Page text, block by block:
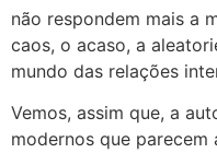
não respondem mais a
caos, o acaso, a
mundo das relações
Vemos, assim que, a
modernos que parecem